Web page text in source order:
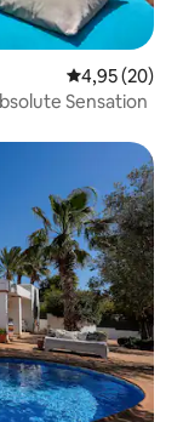
4,95 (20)
Sensation